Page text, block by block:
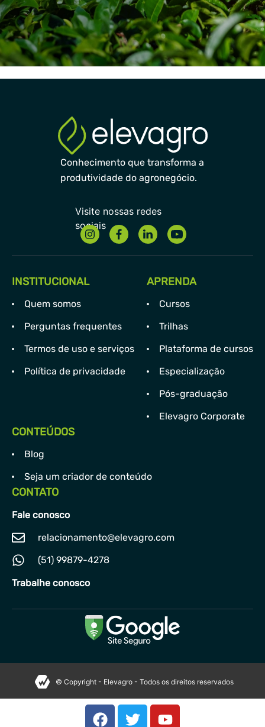
Conhecimento que transforma a
produtividade do agronegócio.
INSTITUCIONAL
Quem somos
Perguntas frequentes
Termos de uso e serviços
Política de privacidade
APRENDA
Cursos
Trilhas
Plataforma de cursos
Especialização
Pós-graduação
Elevagro Corporate
CONTEÚDOS
Blog
Seja um criador de conteúdo
CONTATO
Fale conosco
relacionamento@elevagro.com
(51) 99879-4278
Trabalhe conosco
© Copyright - Elevagro - Todos os direitos reservados